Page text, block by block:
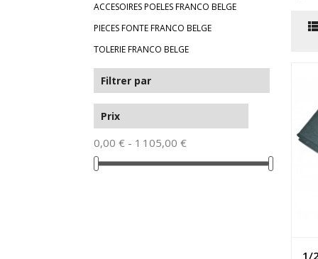
ACCESOIRES POELES FRANCO BELGE
PIECES FONTE FRANCO BELGE
TOLERIE FRANCO BELGE
Filtrer par
Prix
0,00 € - 1 105,00 €
1/